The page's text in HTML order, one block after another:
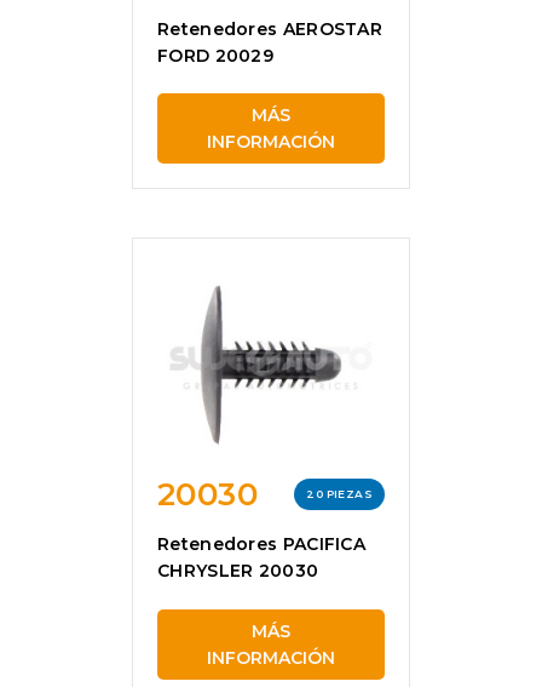
Retenedores AEROSTAR
FORD 20029
MÁS
INFORMACIÓN
20030 20 PIEZAS
Retenedores PACIFICA
CHRYSLER 20030
MÁS
INFORMACIÓN